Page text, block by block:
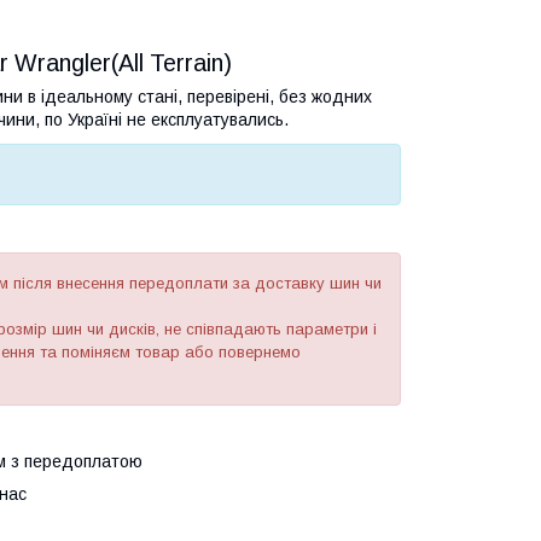
Wrangler(All Terrain)
в ідеальному стані, перевірені, без жодних
по Україні не експлуатувались.
внесення передоплати за доставку шин чи
шин чи дисків, не співпадають параметри і
та поміняєм товар або повернемо
з передоплатою